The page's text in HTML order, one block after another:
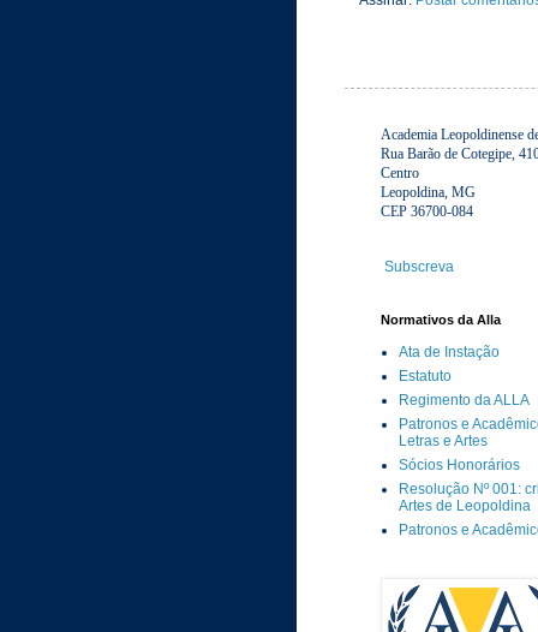
Academia Leopoldinense
Rua Barão de Cotegipe,
Centro
Leopoldina, MG
CEP 36700-084
Subscreva
Normativos da Alla
Ata de Instação
Estatuto
Regimento da ALLA
Patronos e
Letras e Artes
Sócios Honorários
Resolução Nº 001:
Artes de Leopoldina
Patronos e